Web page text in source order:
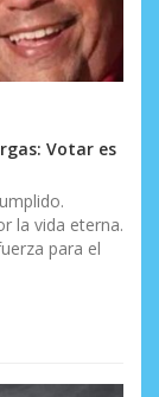
Votar es
la vida eterna.
para el